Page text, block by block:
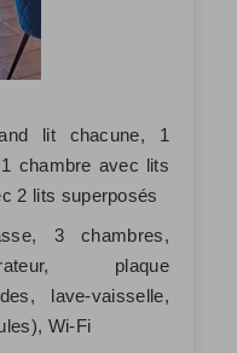
lit chacune, 1
chambre avec lits
2 lits superposés
3 chambres,
plaque
lave-vaisselle,
Wi-Fi